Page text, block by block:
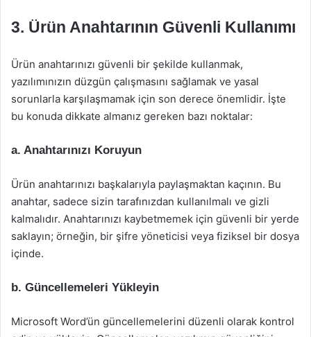
3. Ürün Anahtarının Güvenli Kullanımı
Ürün anahtarınızı güvenli bir şekilde kullanmak,
yazılımınızın düzgün çalışmasını sağlamak ve yasal
sorunlarla karşılaşmamak için son derece önemlidir. İşte
bu konuda dikkate almanız gereken bazı noktalar:
a. Anahtarınızı Koruyun
Ürün anahtarınızı başkalarıyla paylaşmaktan kaçının. Bu
anahtar, sadece sizin tarafınızdan kullanılmalı ve gizli
kalmalıdır. Anahtarınızı kaybetmemek için güvenli bir yerde
saklayın; örneğin, bir şifre yöneticisi veya fiziksel bir dosya
içinde.
b. Güncellemeleri Yükleyin
Microsoft Word’ün güncellemelerini düzenli olarak kontrol